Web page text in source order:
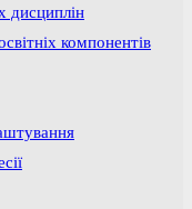
дисциплін
компонентів